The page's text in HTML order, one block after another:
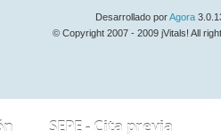
Desarrollado porAgora
© Copyright 2007 - 2009 jVitals! All
SEPE - Cita previa